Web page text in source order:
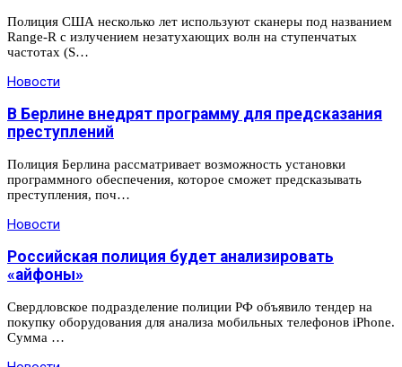
Полиция США несколько лет используют сканеры под названием
Range-R с излучением незатухающих волн на ступенчатых
частотах (S…
Новости
В Берлине внедрят программу для предсказания
преступлений
Полиция Берлина рассматривает возможность установки
программного обеспечения, которое сможет предсказывать
преступления, поч…
Новости
Российская полиция будет анализировать
«айфоны»
Свердловское подразделение полиции РФ объявило тендер на
покупку оборудования для анализа мобильных телефонов iPhone.
Сумма …